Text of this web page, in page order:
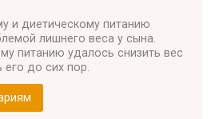
и диетическому питанию
лишнего веса у сына.
питанию удалось снизить вес
его до сих пор.